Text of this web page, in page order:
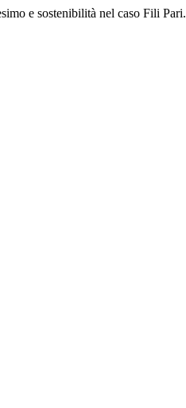
e sostenibilità nel caso Fili Pari.